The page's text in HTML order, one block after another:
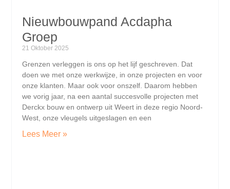
Nieuwbouwpand Acdapha
Groep
21 Oktober 2025
Grenzen verleggen is ons op het lijf geschreven. Dat
doen we met onze werkwijze, in onze projecten en voor
onze klanten. Maar ook voor onszelf. Daarom hebben
we vorig jaar, na een aantal succesvolle projecten met
Derckx bouw en ontwerp uit Weert in deze regio Noord-
West, onze vleugels uitgeslagen en een
Lees Meer »